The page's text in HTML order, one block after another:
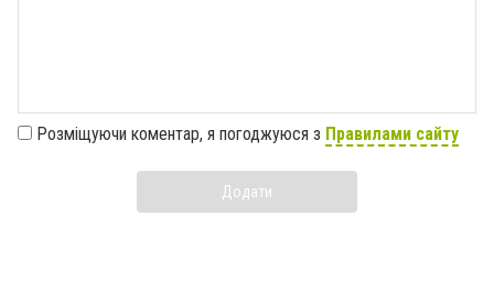
Розміщуючи коментар, я погоджуюся з Правилами сайту
Додати